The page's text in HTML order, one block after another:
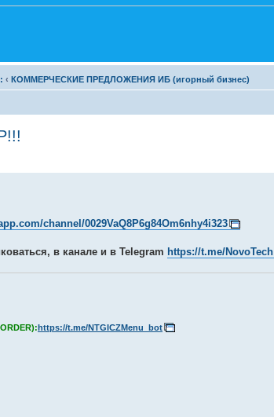
‹ КОММЕРЧЕСКИЕ ПРЕДЛОЖЕНИЯ ИБ (игорный бизнес)
channel/0029VaQ8P6g84Om6nhy4i323
в канале и в Telegram https://t.me/NovoTech
https://t.me/NTGICZMenu_bot